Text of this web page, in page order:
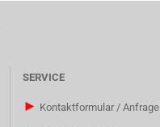
SERVICE
► Kontaktformular / Anfrage